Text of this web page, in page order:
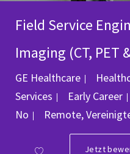
Field Service
Imaging (CT, PET
GE Healthcare
Services
Early Career
No
Ort
Remote,
Jetzt